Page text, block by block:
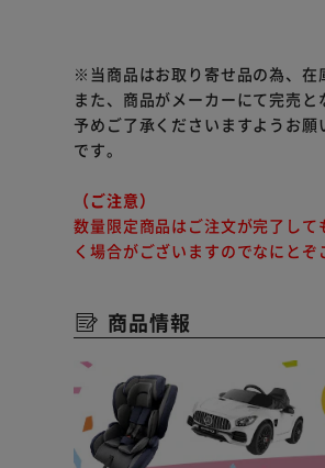
※当商品はお取り寄せ品の為、在
また、商品がメーカーにて完売
予めご了承くださいますようお願
です。
（ご注意）
数量限定商品はご注文が完了し
く場合がございますのでなにとぞ
商品情報